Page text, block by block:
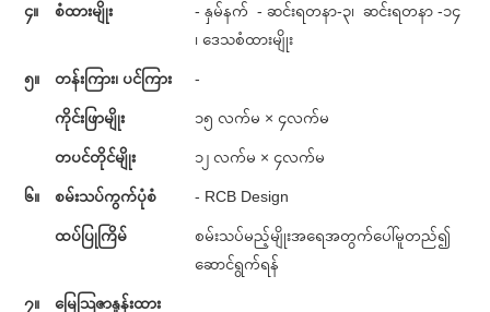
၄။ စံထားမျိုး
- နှမ်နက် - ဆင်းရတနာ-၃၊ ဆင်းရတနာ -၁၄
၊ ဒေသစံထားမျိုး
၅။ တန်းကြား၊ ပင်ကြား -
ကိုင်းဖြာမျိုး ၁၅ လက်မ × ၄လက်မ
တပင်တိုင်မျိုး ၁၂ လက်မ × ၄လက်မ
၆။ စမ်းသပ်ကွက်ပုံစံ - RCB Design
ထပ်ပြုကြိမ်
စမ်းသပ်မည့်မျိုးအရေအတွက်ပေါ်မူတည်၍
ဆောင်ရွက်ရန်
၇။ မြေသြဇာနှုန်းထား